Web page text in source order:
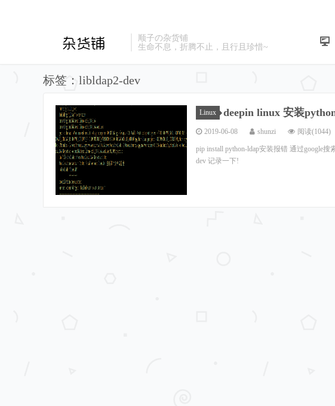
顺子の杂货铺
生命不息，折腾不止，且行且珍惜~
标签：libldap2-dev
Linux deepin linux 安装
2019-06-08 shunzi 阅读(1044)
pip install python-ldap安装报错 通过google搜
dev 记录一下!